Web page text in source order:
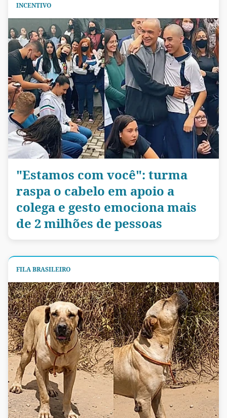
INCENTIVO
"Estamos com você": turma
raspa o cabelo em apoio a
colega e gesto emociona mais
de 2 milhões de pessoas
FILA BRASILEIRO